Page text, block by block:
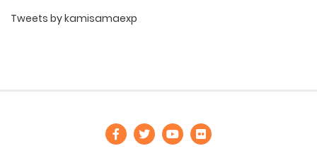
Tweets by kamisamaexp